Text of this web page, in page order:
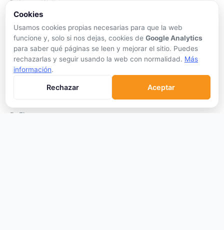
Software Wallets
Mejor Wallet
Gastar Criptomonedas
APRENDER
Qué son las Criptos
Cómo Comprar
DeFi
Cookies
Usamos cookies propias necesarias para que la web
funcione y, solo si nos dejas, cookies de Google Analytics
para saber qué páginas se leen y mejorar el sitio. Puedes
rechazarlas y seguir usando la web con normalidad. Más
información.
Rechazar Aceptar